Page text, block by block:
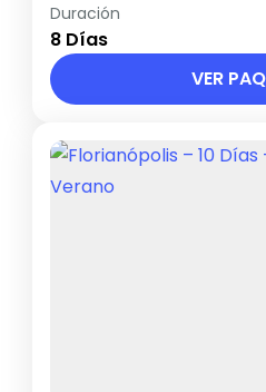
Vigente hasta el 30
Brasil
1 Persona en base
Duración
8 Días
VER